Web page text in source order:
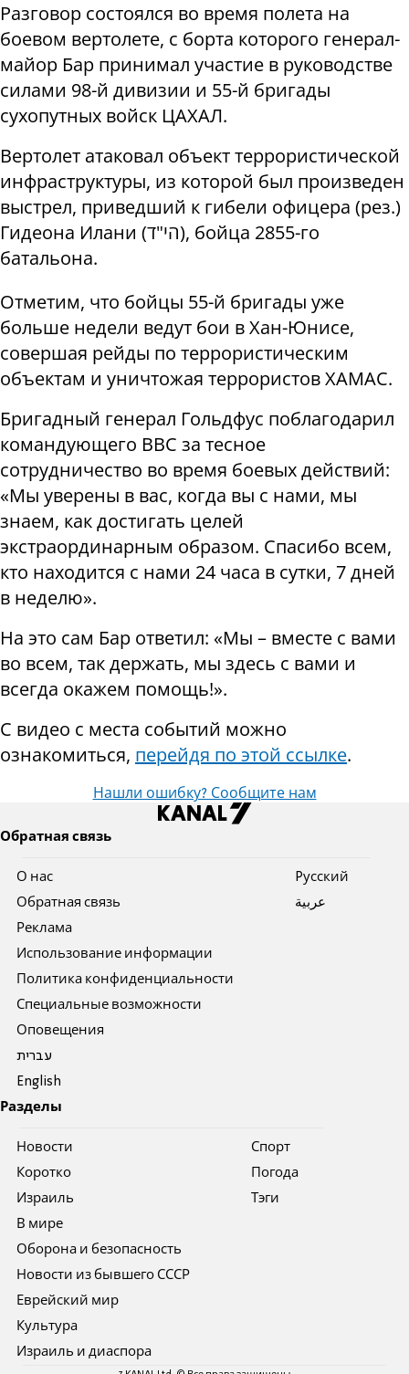
Разговор состоялся во время полета на
боевом вертолете, с борта которого генерал-
майор Бар принимал участие в руководстве
силами 98-й дивизии и 55-й бригады
сухопутных войск ЦАХАЛ.
Вертолет атаковал объект террористической
инфраструктуры, из которой был произведен
выстрел, приведший к гибели офицера (рез.)
Гидеона Илани (
הי"ד
), бойца ​​2855-го
батальона.
Отметим, что бойцы 55-й бригады уже
больше недели ведут бои в Хан-Юнисе,
совершая рейды по террористическим
объектам и уничтожая террористов ХАМАС.
Бригадный генерал Гольдфус поблагодарил
командующего ВВС за тесное
сотрудничество во время боевых действий:
«Мы уверены в вас, когда вы с нами, мы
знаем, как достигать целей
экстраординарным образом. Спасибо всем,
кто находится с нами 24 часа в сутки, 7 дней
в неделю».
На это сам Бар ответил: «Мы – вместе с вами
во всем, так держать, мы здесь с вами и
всегда окажем помощь!».
С видео с места событий можно
ознакомиться, перейдя по этой ссылке.
Нашли ошибку? Сообщите нам
Обратная связь
О нас
Обратная связь
Реклама
Использование информации
Политика конфиденциальности
Специальные возможности
Оповещения
עברית
English
Pусский
عربية
Разделы
Новости
Коротко
Израиль
В мире
Оборона и безопасность
Новости из бывшего СССР
Еврейский мир
Культура
Израиль и диаспора
Спорт
Погода
Тэги